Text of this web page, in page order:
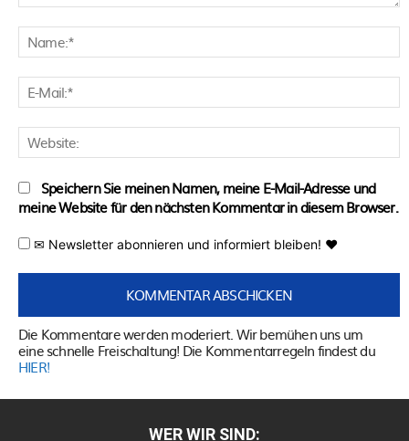
Speichern Sie meinen Namen, meine E-Mail-Adresse und
meine Website für den nächsten Kommentar in diesem Browser.
✉ Newsletter abonnieren und informiert bleiben! ♥
Die Kommentare werden moderiert. Wir bemühen uns um
eine schnelle Freischaltung! Die Kommentarregeln findest du
HIER!
WER WIR SIND: